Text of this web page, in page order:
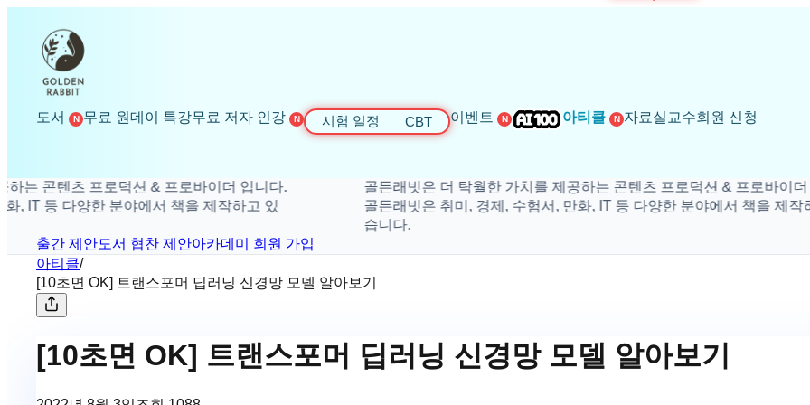
도서 N 무료 원데이 특강무료 저자 인강 N 시험 일정 CBT 이벤트 N 아티클 N 자료실 교수회원 신청
텐츠 프로덕션 & 프로바이더 입니다.
등 다양한 분야에서 책을 제작하고 있
골든래빗은 더 탁월한 가치를 제공하는 콘텐츠 프로덕션 & 프로바이더 입니
골든래빗은 취미, 경제, 수험서, 만화, IT 등 다양한 분야에서 책을 제작하고
습니다.
출간 제안도서 협찬 제안아카데미 회원 가입
아티클/
[10초면 OK] 트랜스포머 딥러닝 신경망 모델 알아보기
[10초면 OK] 트랜스포머 딥러닝 신경망 모델 알아보기